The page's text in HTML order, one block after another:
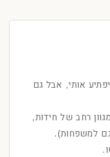
אותי, אבל גם
רחב של חידות,
למשפחות).